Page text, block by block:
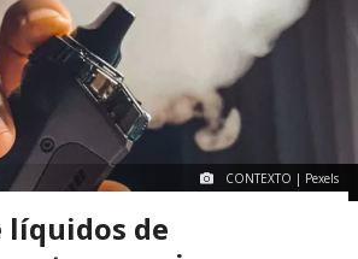
CONTEXTO | Pexels
líquidos de